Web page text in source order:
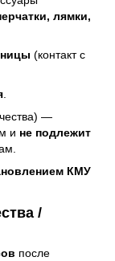
лямки,
(контакт с
—
и не подлежит
КМУ
/
после